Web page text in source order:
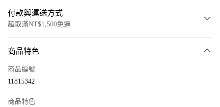
付款與運送方式
超取滿NT$1,500免運
信用卡一次付款
商品特色
商品編號
11815342
商品特色